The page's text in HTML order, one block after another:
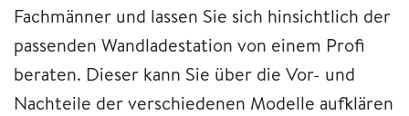
Fachmänner und lassen Sie sich hinsichtlich der
passenden Wandladestation von einem Profi
beraten. Dieser kann Sie über die Vor- und
Nachteile der verschiedenen Modelle aufklären